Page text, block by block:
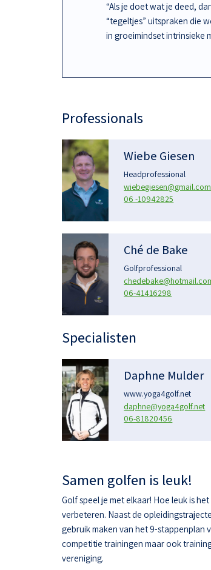
“Als je doet wat je deed,
“tegeltjes” uitspraken die
in groeimindset intrinsieke
Professionals
Wiebe Giesen
Headprofessional
wiebegiesen@gmail.com
06 -10942825
Ché de Bake
Golfprofessional
06-41416298
Specialisten
Daphne Mulder
www.yoga4golf.net
daphne@yoga4golf.net
06-81820456
Samen golfen is leuk!
Golf speel je met elkaar! Hoe leuk is
verbeteren. Naast de
gebruik maken van het 9-stappenplan
competitie trainingen maar ook
vereniging.